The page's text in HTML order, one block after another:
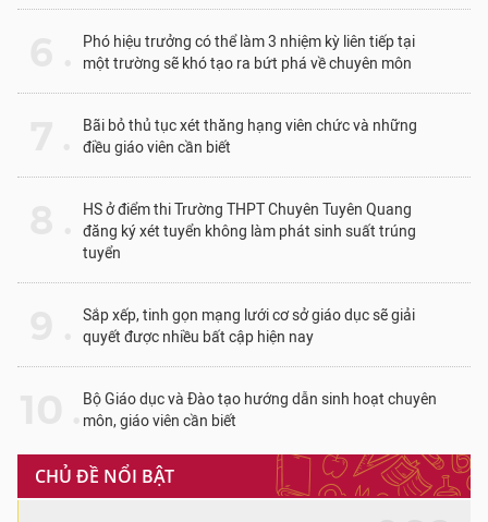
Phó hiệu trưởng có thể làm 3 nhiệm kỳ liên tiếp tại
một trường sẽ khó tạo ra bứt phá về chuyên môn
Bãi bỏ thủ tục xét thăng hạng viên chức và những
điều giáo viên cần biết
HS ở điểm thi Trường THPT Chuyên Tuyên Quang
đăng ký xét tuyển không làm phát sinh suất trúng
tuyển
Sắp xếp, tinh gọn mạng lưới cơ sở giáo dục sẽ giải
quyết được nhiều bất cập hiện nay
Bộ Giáo dục và Đào tạo hướng dẫn sinh hoạt chuyên
môn, giáo viên cần biết
CHỦ ĐỀ NỔI BẬT